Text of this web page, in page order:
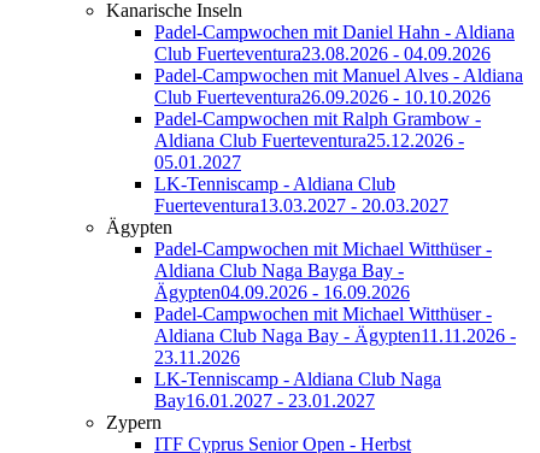
Kanarische Inseln
Padel-Campwochen mit Daniel Hahn - Aldiana
Club Fuerteventura23.08.2026 - 04.09.2026
Padel-Campwochen mit Manuel Alves - Aldiana
Club Fuerteventura26.09.2026 - 10.10.2026
Padel-Campwochen mit Ralph Grambow -
Aldiana Club Fuerteventura25.12.2026 -
05.01.2027
LK-Tenniscamp - Aldiana Club
Fuerteventura13.03.2027 - 20.03.2027
Ägypten
Padel-Campwochen mit Michael Witthüser -
Aldiana Club Naga Bayga Bay -
Ägypten04.09.2026 - 16.09.2026
Padel-Campwochen mit Michael Witthüser -
Aldiana Club Naga Bay - Ägypten11.11.2026 -
23.11.2026
LK-Tenniscamp - Aldiana Club Naga
Bay16.01.2027 - 23.01.2027
Zypern
ITF Cyprus Senior Open - Herbst